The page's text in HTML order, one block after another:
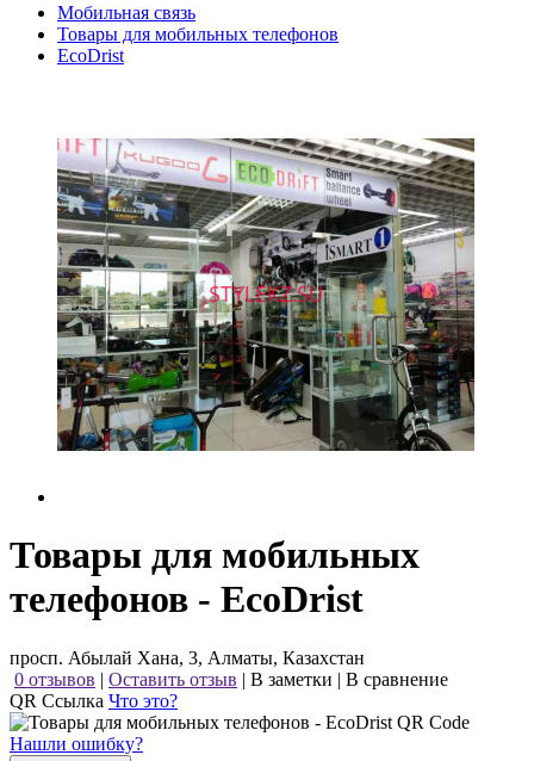
Мобильная связь
Товары для мобильных телефонов
EcoDrist
Товары для мобильных
телефонов - EcoDrist
просп. Абылай Хана, 3, Алматы, Казахстан
0 отзывов | Оставить отзыв | В заметки | В сравнение
QR Ссылка Что это?
Нашли ошибку?